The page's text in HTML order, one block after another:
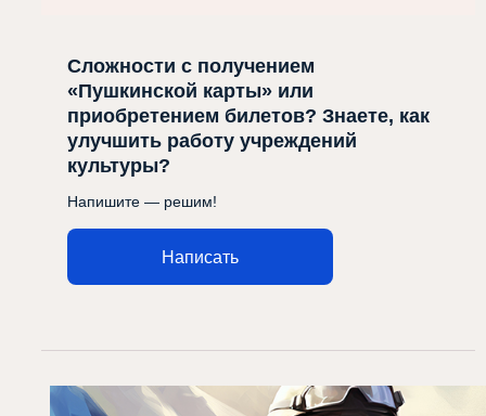
Сложности с получением
«Пушкинской карты» или
приобретением билетов? Знаете, как
улучшить работу учреждений
культуры?
Напишите — решим!
Написать